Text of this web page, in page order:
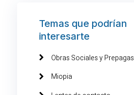
Temas que podrían
interesarte
Obras Sociales y Prepagas
Miopia